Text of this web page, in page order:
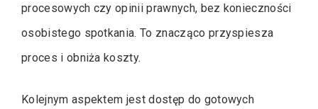
procesowych czy opinii prawnych, bez konieczności
osobistego spotkania. To znacząco przyspiesza
proces i obniża koszty.
Kolejnym aspektem jest dostęp do gotowych